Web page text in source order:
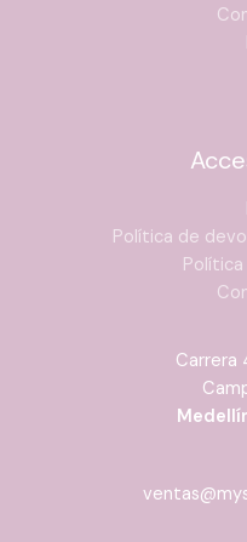
Política de
Carrera